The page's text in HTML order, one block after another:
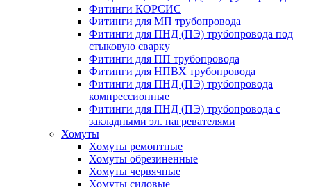
Фитинги КОРСИС
Фитинги для МП трубопровода
Фитинги для ПНД (ПЭ) трубопровода под
стыковую сварку
Фитинги для ПП трубопровода
Фитинги для НПВХ трубопровода
Фитинги для ПНД (ПЭ) трубопровода
компрессионные
Фитинги для ПНД (ПЭ) трубопровода с
закладными эл. нагревателями
Хомуты
Хомуты ремонтные
Хомуты обрезиненные
Хомуты червячные
Хомуты силовые